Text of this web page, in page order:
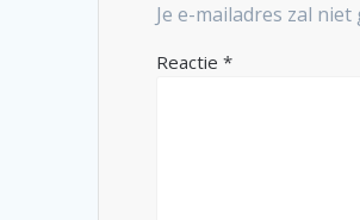
Je e-mailadres zal
Reactie*